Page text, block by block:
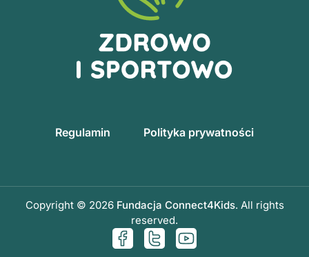
Regulamin Polityka prywatności
Copyright © 2026 Fundacja Connect4Kids. All rights
reserved.